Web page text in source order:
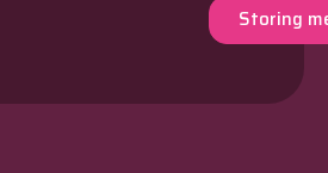
Storing